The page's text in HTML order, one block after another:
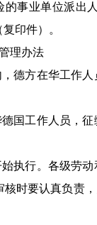
的事业单位派
印件）。
理办法
，德方在华工作
德国工作人员，
执行。各级劳
时要认真负责